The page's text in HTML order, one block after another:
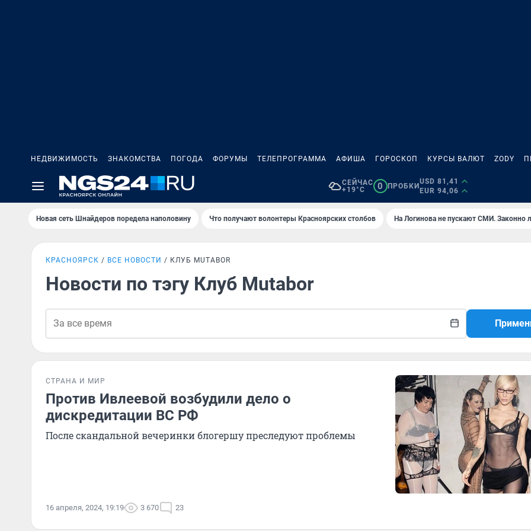
НЕДВИЖИМОСТЬ ЗНАКОМСТВА ПОГОДА ФОРУМЫ ТЕЛЕПРОГРАММА АФИША ГОРОСКОП КУРСЫ ВАЛЮТ ZODY
СЕЙЧАС
+19°C
0 ПРОБКИ
USD 81,41
EUR 94,06
Новая сеть Шнайдеров поредела наполовину Что получают волонтеры Красноярских столбов На Логинова не пускают СМИ. Законно
КРАСНОЯРСК ВСЕ НОВОСТИ КЛУБ MUTABOR
Новости по тэгу Клуб Mutabor
СТРАНА И МИР
Против Ивлеевой возбудили дело о
дискредитации ВС РФ
После скандальной вечеринки блогершу преследуют проблемы
16 апреля, 2024, 19:19 3 670 23